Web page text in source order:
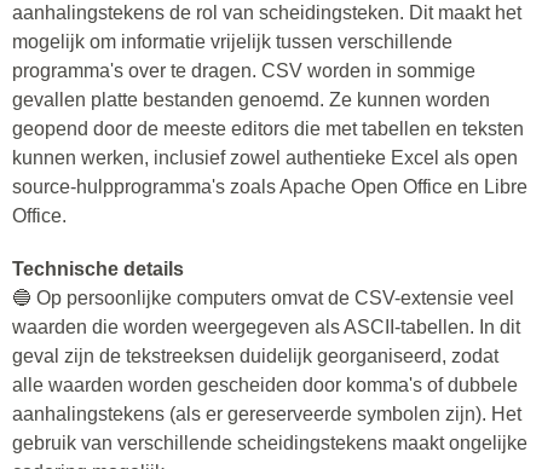
aanhalingstekens de rol van scheidingsteken. Dit maakt het
mogelijk om informatie vrijelijk tussen verschillende
programma's over te dragen. CSV worden in sommige
gevallen platte bestanden genoemd. Ze kunnen worden
geopend door de meeste editors die met tabellen en teksten
kunnen werken, inclusief zowel authentieke Excel als open
source-hulpprogramma's zoals Apache Open Office en Libre
Office.
Technische details
🔵 Op persoonlijke computers omvat de CSV-extensie veel
waarden die worden weergegeven als ASCII-tabellen. In dit
geval zijn de tekstreeksen duidelijk georganiseerd, zodat
alle waarden worden gescheiden door komma's of dubbele
aanhalingstekens (als er gereserveerde symbolen zijn). Het
gebruik van verschillende scheidingstekens maakt ongelijke